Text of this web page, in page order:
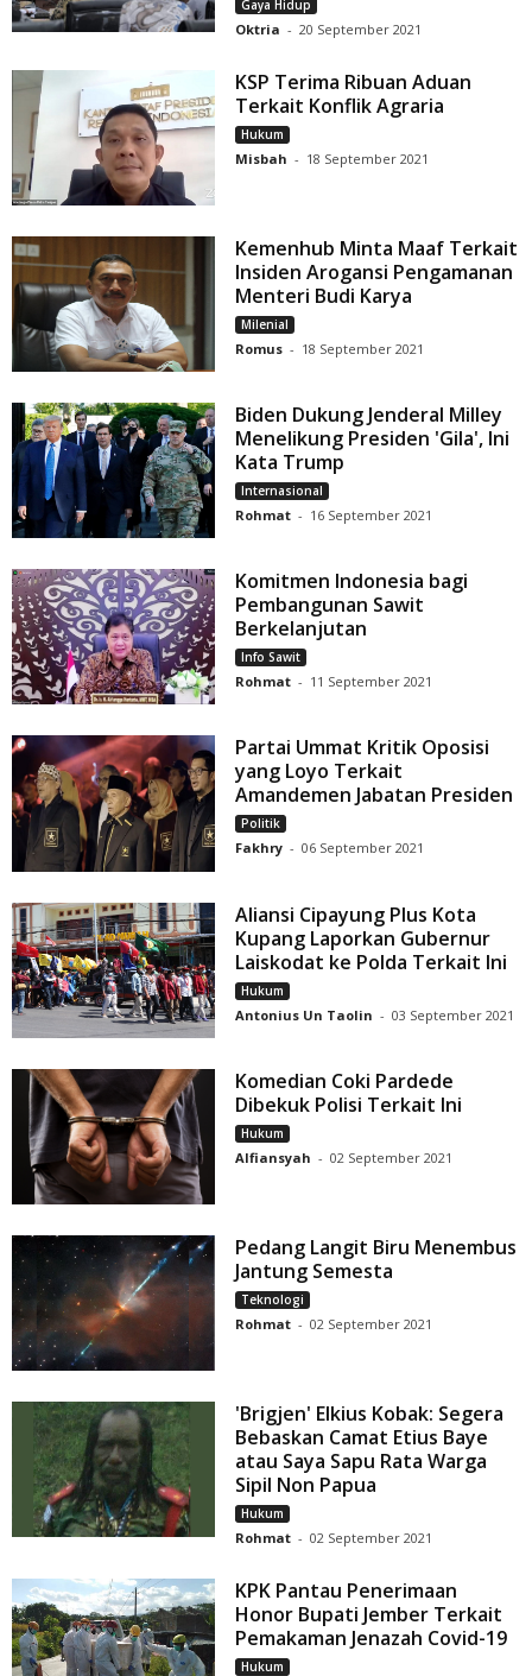
Gaya Hidup
Oktria - 20 September 2021
KSP Terima Ribuan Aduan
Terkait Konflik Agraria
Hukum
Misbah - 18 September 2021
Kemenhub Minta Maaf Terkait
Insiden Arogansi Pengamanan
Menteri Budi Karya
Milenial
Romus - 18 September 2021
Biden Dukung Jenderal Milley
Menelikung Presiden 'Gila', Ini
Kata Trump
Internasional
Rohmat - 16 September 2021
Komitmen Indonesia bagi
Pembangunan Sawit
Berkelanjutan
Info Sawit
Rohmat - 11 September 2021
Partai Ummat Kritik Oposisi
yang Loyo Terkait
Amandemen Jabatan Presiden
Politik
Fakhry - 06 September 2021
Aliansi Cipayung Plus Kota
Kupang Laporkan Gubernur
Laiskodat ke Polda Terkait Ini
Hukum
Antonius Un Taolin - 03 September 2021
Komedian Coki Pardede
Dibekuk Polisi Terkait Ini
Hukum
Alfiansyah - 02 September 2021
Pedang Langit Biru Menembus
Jantung Semesta
Teknologi
Rohmat - 02 September 2021
'Brigjen' Elkius Kobak: Segera
Bebaskan Camat Etius Baye
atau Saya Sapu Rata Warga
Sipil Non Papua
Hukum
Rohmat - 02 September 2021
KPK Pantau Penerimaan
Honor Bupati Jember Terkait
Pemakaman Jenazah Covid-19
Hukum